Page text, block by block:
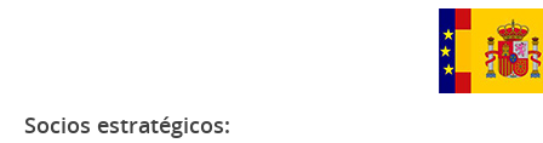
Socios estratégicos: